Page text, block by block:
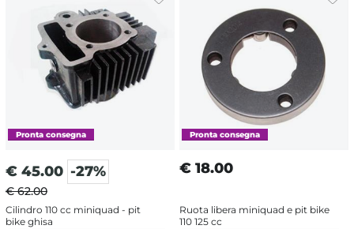
€ 45.00 -27%
€ 62.00
Cilindro 110 cc miniquad - pit
bike ghisa
€ 18.00
Ruota libera miniquad e pit bike
110 125 cc